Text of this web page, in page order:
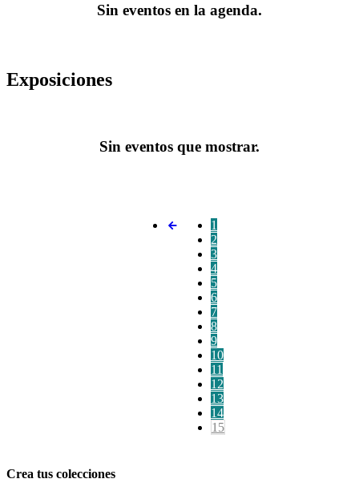
Sin eventos en la agenda.
Exposiciones
Sin eventos que mostrar.
1
2
3
4
5
6
7
8
9
10
11
12
13
14
15
Crea tus colecciones